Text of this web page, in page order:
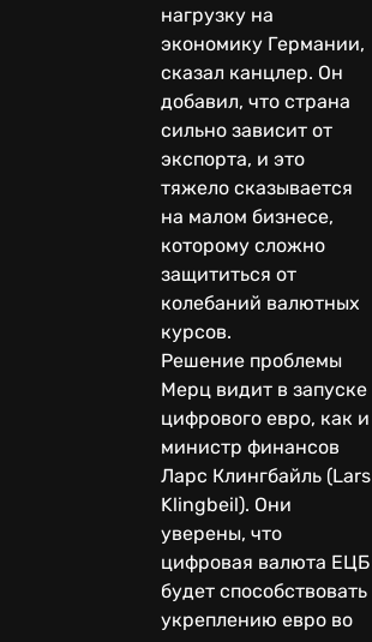
нагрузку на
экономику Германии,
сказал канцлер. Он
добавил, что страна
сильно зависит от
экспорта, и это
тяжело сказывается
на малом бизнесе,
которому сложно
защититься от
колебаний валютных
курсов.
Решение проблемы
Мерц видит в запуске
цифрового евро, как и
министр финансов
Ларс Клингбайль (Lars
Klingbeil). Они
уверены, что
цифровая валюта ЕЦБ
будет способствовать
укреплению евро во